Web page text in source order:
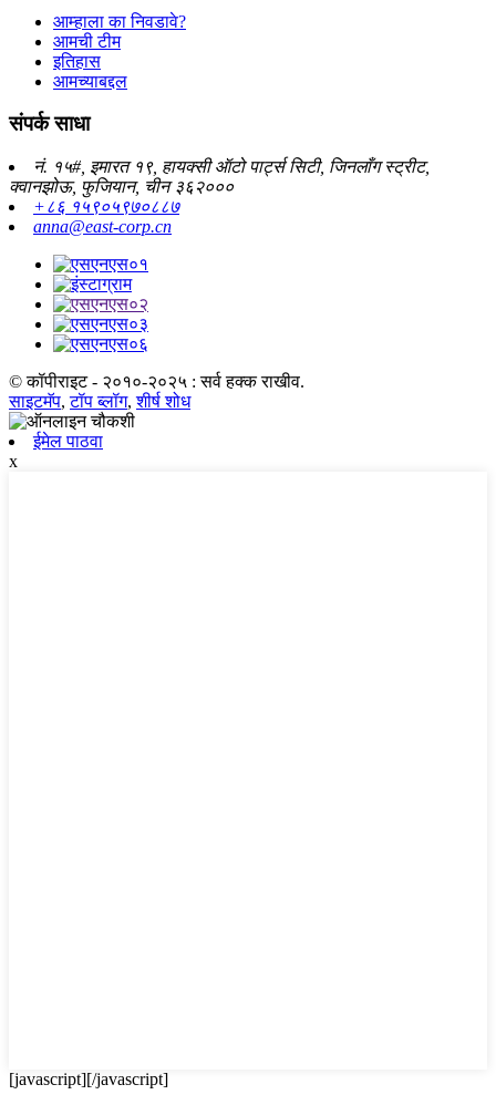
आम्हाला का निवडावे?
आमची टीम
इतिहास
आमच्याबद्दल
संपर्क साधा
नं. १५#, इमारत १९, हायक्सी ऑटो पार्ट्स सिटी, जिनलाँग स्ट्रीट,
क्वानझोऊ, फुजियान, चीन ३६२०००
+८६ १५९०५९७०८८७
anna@east-corp.cn
© कॉपीराइट - २०१०-२०२५ : सर्व हक्क राखीव.
साइटमॅप,टॉप ब्लॉग,शीर्ष शोध
ईमेल पाठवा
x
[javascript][/javascript]